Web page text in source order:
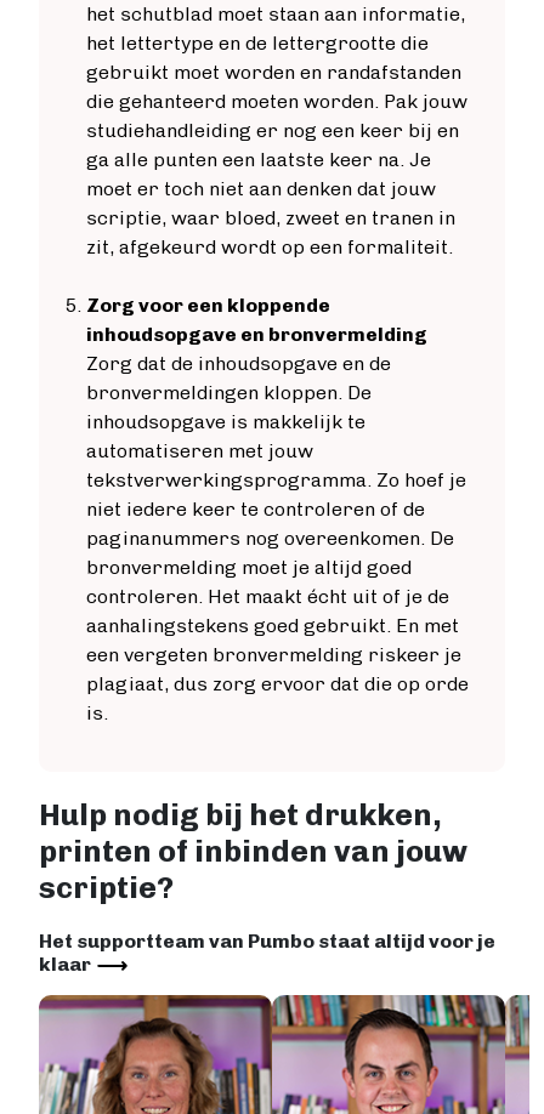
het schutblad moet staan aan informatie,
het lettertype en de lettergrootte die
gebruikt moet worden en randafstanden
die gehanteerd moeten worden. Pak jouw
studiehandleiding er nog een keer bij en
ga alle punten een laatste keer na. Je
moet er toch niet aan denken dat jouw
scriptie, waar bloed, zweet en tranen in
zit, afgekeurd wordt op een formaliteit.
Zorg voor een kloppende
inhoudsopgave en bronvermelding
Zorg dat de inhoudsopgave en de
bronvermeldingen kloppen. De
inhoudsopgave is makkelijk te
automatiseren met jouw
tekstverwerkingsprogramma. Zo hoef je
niet iedere keer te controleren of de
paginanummers nog overeenkomen. De
bronvermelding moet je altijd goed
controleren. Het maakt écht uit of je de
aanhalingstekens goed gebruikt. En met
een vergeten bronvermelding riskeer je
plagiaat, dus zorg ervoor dat die op orde
is.
Hulp nodig bij het drukken,
printen of inbinden van jouw
scriptie?
Het supportteam van Pumbo staat altijd voor je
klaar